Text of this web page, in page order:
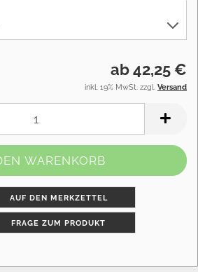
ab 42,25 €
inkl. 19% MwSt. zzgl. Versand
AUF DEN MERKZETTEL
FRAGE ZUM PRODUKT